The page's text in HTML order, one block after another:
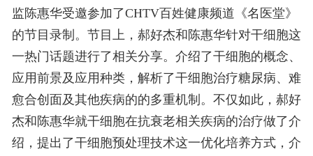
监陈惠华受邀参加了CHTV百姓健康频道《名医堂》
的节目录制。节目上，郝好杰和陈惠华针对干细胞这
一热门话题进行了相关分享。介绍了干细胞的概念、
应用前景及应用种类，解析了干细胞治疗糖尿病、难
愈合创面及其他疾病的的多重机制。不仅如此，郝好
杰和陈惠华就干细胞在抗衰老相关疾病的治疗做了介
绍，提出了干细胞预处理技术这一优化培养方式，介